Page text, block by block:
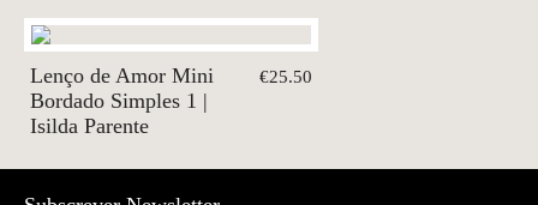
Lenço de Amor Mini
Bordado Simples 1 |
Isilda Parente
€25.50